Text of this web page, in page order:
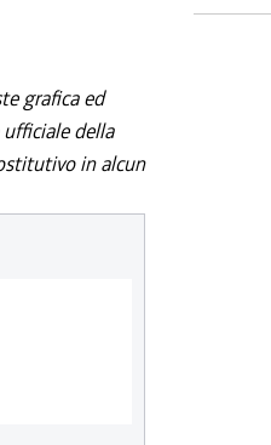
grafica ed
della
in alcun